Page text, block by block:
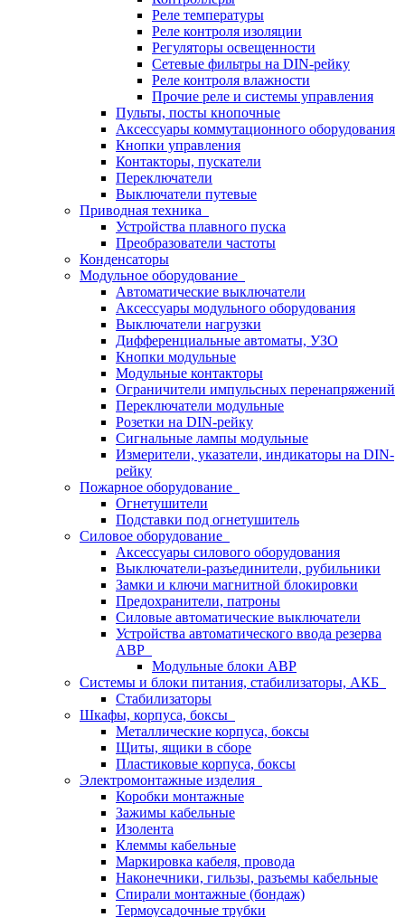
Реле температуры
Реле контроля изоляции
Регуляторы освещенности
Сетевые фильтры на DIN-рейку
Реле контроля влажности
Прочие реле и системы управления
Пульты, посты кнопочные
Аксессуары коммутационного оборудования
Кнопки управления
Контакторы, пускатели
Переключатели
Выключатели путевые
Приводная техника
Устройства плавного пуска
Преобразователи частоты
Конденсаторы
Модульное оборудование
Автоматические выключатели
Аксессуары модульного оборудования
Выключатели нагрузки
Дифференциальные автоматы, УЗО
Кнопки модульные
Модульные контакторы
Ограничители импульсных перенапряжений
Переключатели модульные
Розетки на DIN-рейку
Сигнальные лампы модульные
Измерители, указатели, индикаторы на DIN-
рейку
Пожарное оборудование
Огнетушители
Подставки под огнетушитель
Силовое оборудование
Аксессуары силового оборудования
Выключатели-разъединители, рубильники
Замки и ключи магнитной блокировки
Предохранители, патроны
Силовые автоматические выключатели
Устройства автоматического ввода резерва
АВР
Модульные блоки АВР
Системы и блоки питания, стабилизаторы, АКБ
Стабилизаторы
Шкафы, корпуса, боксы
Металлические корпуса, боксы
Щиты, ящики в сборе
Пластиковые корпуса, боксы
Электромонтажные изделия
Коробки монтажные
Зажимы кабельные
Изолента
Клеммы кабельные
Маркировка кабеля, провода
Наконечники, гильзы, разъемы кабельные
Спирали монтажные (бондаж)
Термоусадочные трубки